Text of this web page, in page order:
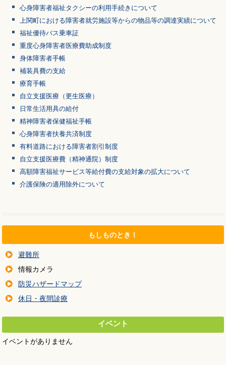
心身障害者福祉タクシーの利用手続きについて
上関町における障害者就労施設等からの物品等の調達実績について
福祉優待バス乗車証
重度心身障害者医療費助成制度
身体障害者手帳
補装具費の支給
療育手帳
自立支援医療（更生医療）
日常生活用具の給付
精神障害者保健福祉手帳
心身障害者扶養共済制度
有料道路における障害者割引制度
自立支援医療費（精神通院）制度
高額障害福祉サービス等給付費の支給対象の拡大について
介護保険の適用除外について
もしものとき！
避難所
情報カメラ
防災ハザードマップ
休日・夜間診療
イベント
イベントがありません